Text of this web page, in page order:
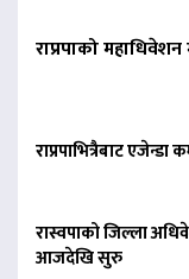
राप्रपाको
राप्रपाभित्रैबाट
रास्वपाको जिल्ला
आजदेखि सुरु